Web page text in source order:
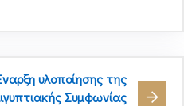
υλοποίησης της
Συμφωνίας